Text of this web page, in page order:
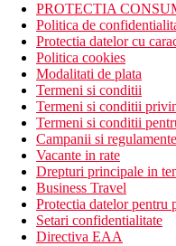
PROTECTIA
Politica de
Protectia datelor cu
Politica cookies
Modalitati de plata
Termeni si conditii
Termeni si conditii
Termeni si conditii
Campanii si regulamente
Vacante in rate
Drepturi principale in
Business Travel
Protectia datelor pentru
Setari confidentialitate
Directiva EAA